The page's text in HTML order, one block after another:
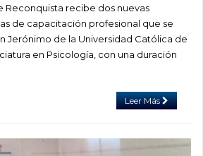
Reconquista recibe dos nuevas
de capacitación profesional que se
Jerónimo de la Universidad Católica de
en Psicología, con una duración
Leer Más